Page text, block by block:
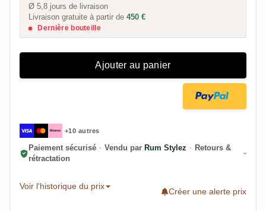
Ø 5,8 jours de livraison
Livraison gratuite à partir de 450 €
Dernière bouteille
Ajouter au panier
+10 autres
Paiement sécurisé · Vendu par Rum Stylez · Retours &
rétractation
Voir l'historique du prix
Créer une alerte prix